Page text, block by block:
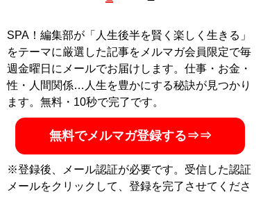
SPA！編集部が「人生後半を賢く楽しく生きる」
をテーマに厳選した記事をメルマガ会員限定で毎
週金曜日にメールでお届けします。仕事・お金・
性・人間関係…人生を豊かにする秘訣が見つかり
ます。無料・10秒で完了です。
無料でメルマガ登録する⇒⇒
※登録後、メール認証が必要です。受信した認証
メールをクリックして、登録を完了させてくださ